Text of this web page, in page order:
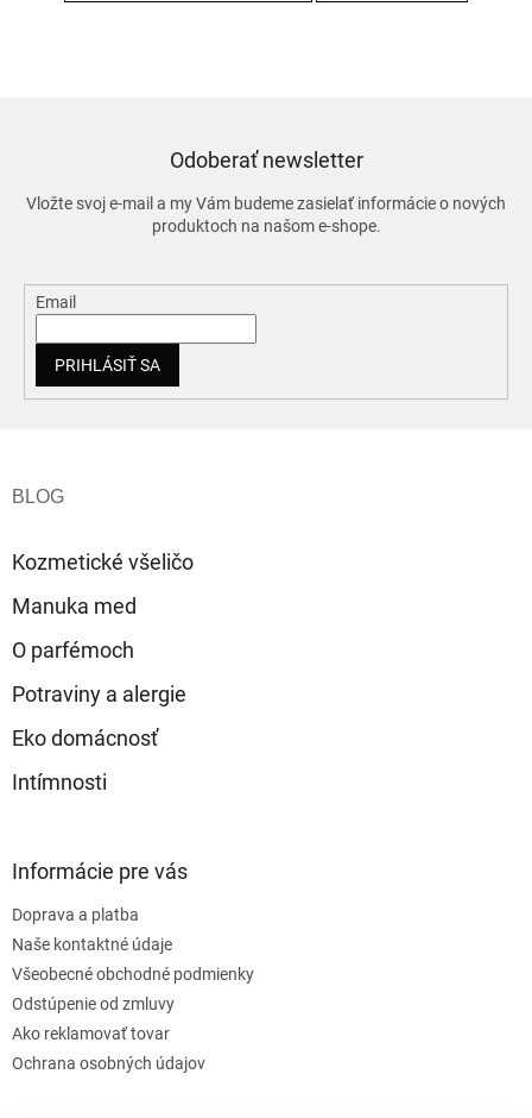
Odoberať newsletter
Vložte svoj e-mail a my Vám budeme zasielať informácie o nových
produktoch na našom e-shope.
Email
PRIHLÁSIŤ SA
Kozmetické všeličo
Manuka med
O parfémoch
Potraviny a alergie
Eko domácnosť
Intímnosti
Informácie pre vás
Doprava a platba
Naše kontaktné údaje
Všeobecné obchodné podmienky
Odstúpenie od zmluvy
Ako reklamovať tovar
Ochrana osobných údajov